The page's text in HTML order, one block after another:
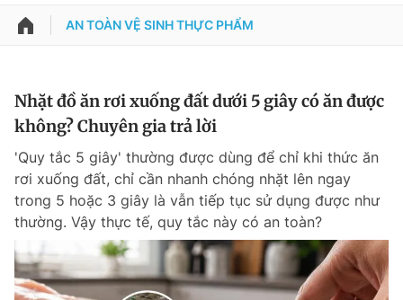
QUẢNG CÁO ĐẶT BÁO
Chuyên mục khác
Chào ngày mới Tin 24h
Tin thị trường Tin 360
Thông tin tài khoản
Đổi mật khẩu
Tin đã lưu
Tin đã xem
Đăng xuất
AN TOÀN VỆ SINH THỰC PHẨM
Nhặt đồ ăn rơi xuống đất dưới 5 giây có ăn được
không? Chuyên gia trả lời
'Quy tắc 5 giây' thường được dùng để chỉ khi thức ăn
rơi xuống đất, chỉ cần nhanh chóng nhặt lên ngay
trong 5 hoặc 3 giây là vẫn tiếp tục sử dụng được như
thường. Vậy thực tế, quy tắc này có an toàn?